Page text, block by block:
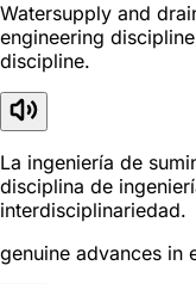
Watersupply and
engineering
discipline.
La ingeniería de
disciplina de
interdisciplinariedad.
genuine advances in